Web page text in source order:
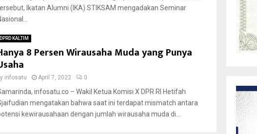
Ikatan Alumni (IKA) STIKSAM mengadakan Seminar
DPRD KALTIM
8 Persen Wirausaha Muda yang Punya
infosatu April 7, 2022 0
infosatu.co – Wakil Ketua Komisi X DPR RI Hetifah
mengatakan bahwa saat ini terdapat mismatch antara
kewirausahaan dengan jumlah wirausaha muda di...